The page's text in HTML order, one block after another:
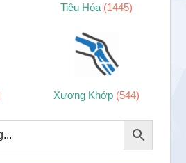
Tiêu Hóa (1445)
Xương Khớp (544)